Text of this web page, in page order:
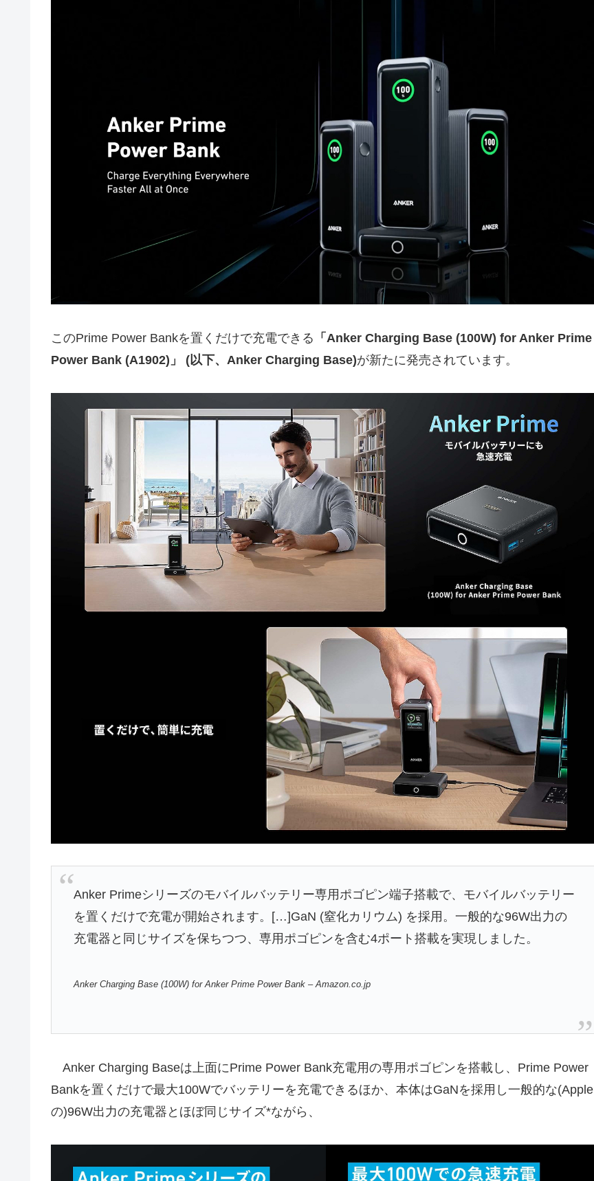
このPrime Power Bankを置くだけで充電できる 「Anker Charging Base (100W) for Anker Prime
Power Bank (A1902)」 (以下、Anker Charging Base)が新たに発売されています。
Anker Primeシリーズのモバイルバッテリー専用ポゴピン端子搭載で、モバイルバッテリー
を置くだけで充電が開始されます。[…]GaN (窒化カリウム) を採用。一般的な96W出力の
充電器と同じサイズを保ちつつ、専用ポゴピンを含む4ポート搭載を実現しました。
Anker Charging Base (100W) for Anker Prime Power Bank – Amazon.co.jp
Anker Charging Baseは上面にPrime Power Bank充電用の専用ポゴピンを搭載し、Prime Power
Bankを置くだけで最大100Wでバッテリーを充電できるほか、本体はGaNを採用し一般的な(Apple
の)96W出力の充電器とほぼ同じサイズ*ながら、